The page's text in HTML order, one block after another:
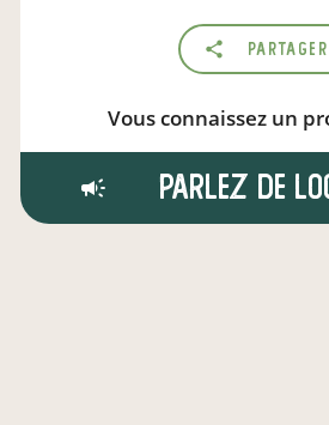
Partager
Vous connaissez un
Parlez de